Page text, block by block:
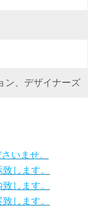
ン、デザイナーズ
いませ。
します。
します。
します。